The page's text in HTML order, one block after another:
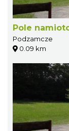
Pole
Podzamcze
0.09 km